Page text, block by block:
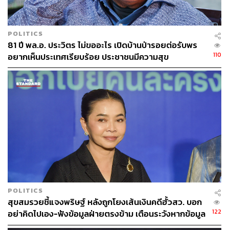
TAGS: สมาชิกสภาผู้แทนราษฎร (สส.) True
Joint Venture
ศิริกัญญา ตันสกุล
พรรคก้าวไกล dtac
ABOUT THE AUTHOR
THE STANDARD TEAM
กองบรรณาธิการ THE STANDARD
POLITICS
81 ปี พล.อ. ประวิตร ไม่ขออะไร เปิดบ้านป่ารอยต่อรับพร
อยากเห็นประเทศเรียบร้อย ประชาชนมีความสุข
110
POLITICS
สุขสมรวยชี้แจงพริษฐ์ หลังถูกโยงเส้นเงินคดีฮั้วสว. บอก
อย่าคิดไปเอง-ฟังข้อมูลฝ่ายตรงข้าม เตือนระวังหากข้อมูล
ไม่จริง
122